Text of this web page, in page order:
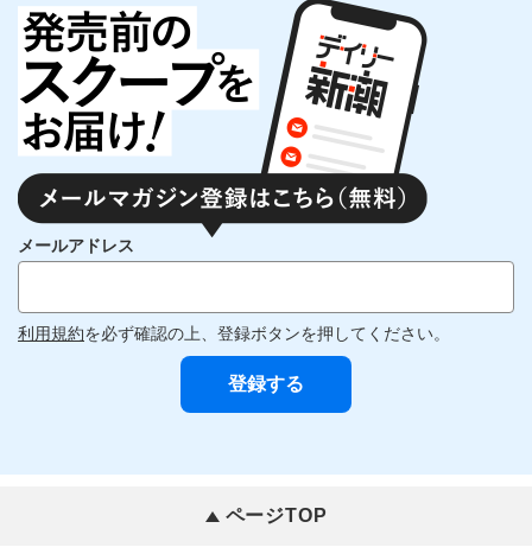
メールアドレス
利用規約を必ず確認の上、登録ボタンを押してください。
ページTOP